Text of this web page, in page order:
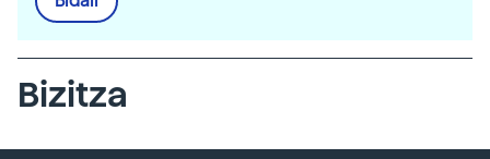
Bizitza